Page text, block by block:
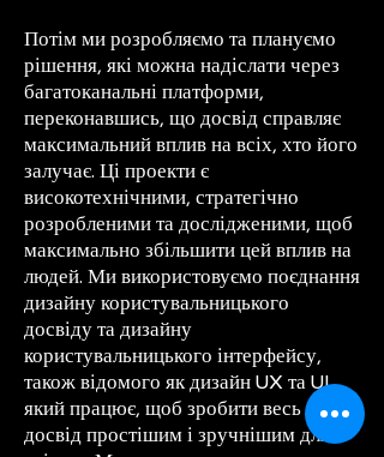
Потім ми розробляємо та плануємо
рішення, які можна надіслати через
багатоканальні платформи,
переконавшись, що досвід справляє
максимальний вплив на всіх, хто його
залучає. Ці проекти є
високотехнічними, стратегічно
розробленими та дослідженими, щоб
максимально збільшити цей вплив на
людей. Ми використовуємо поєднання
дизайну користувальницького
досвіду та дизайну
користувальницького інтерфейсу,
також відомого як дизайн UX та UI,
який працює, щоб зробити весь
досвід простішим і зручнішим для